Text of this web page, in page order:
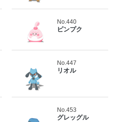
No.440
ピンプク
No.447
リオル
No.453
グレッグル